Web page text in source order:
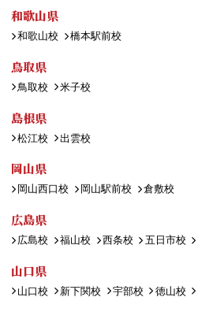
和歌山県
和歌山校 橋本駅前校
鳥取県
鳥取校 米子校
島根県
松江校 出雲校
岡山県
岡山西口校 岡山駅前校 倉敷校
広島県
広島校 福山校 西条校 五日市校
山口県
山口校 新下関校 宇部校 徳山校